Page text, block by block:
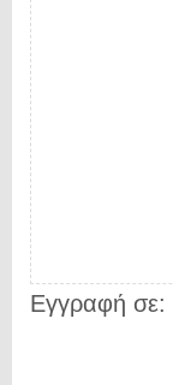
Εγγραφή σε: